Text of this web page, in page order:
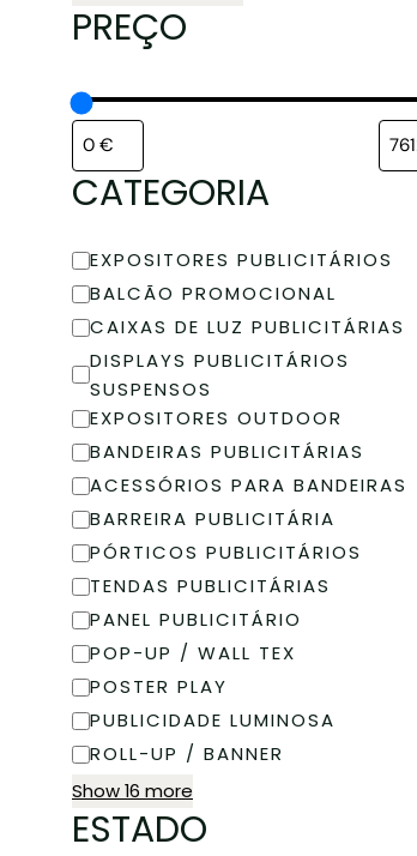
PREÇO
CATEGORIA
EXPOSITORES PUBLICITÁRIOS
BALCÃO PROMOCIONAL
CAIXAS DE LUZ PUBLICITÁRIAS
DISPLAYS PUBLICITÁRIOS
SUSPENSOS
EXPOSITORES OUTDOOR
BANDEIRAS PUBLICITÁRIAS
ACESSÓRIOS PARA BANDEIRAS
BARREIRA PUBLICITÁRIA
PÓRTICOS PUBLICITÁRIOS
TENDAS PUBLICITÁRIAS
PANEL PUBLICITÁRIO
POP-UP / WALL TEX
POSTER PLAY
PUBLICIDADE LUMINOSA
ROLL-UP / BANNER
Show 16 more
ESTADO